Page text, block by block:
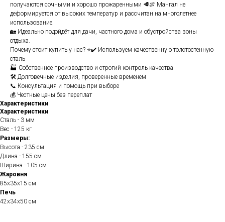
получаются сочными и хорошо прожаренными 🥩🍖 Мангал не
деформируется от высоких температур и рассчитан на многолетнее
использование.
🏡 Идеально подойдёт для дачи, частного дома и обустройства зоны
отдыха.
Почему стоит купить у нас? ⭐✔️ Используем качественную толстостенную
сталь
🏭 Собственное производство и строгий контроль качества
🛠️ Долговечные изделия, проверенные временем
📞 Консультация и помощь при выборе
💰 Честные цены без переплат
Характеристики
Характеристики
Сталь - 3 мм
Вес - 125 кг
Размеры:
Высота - 235 см
Длина - 155 см
Ширина - 105 см
Жаровня
85х35х15 см
Печь
42х34х50 см